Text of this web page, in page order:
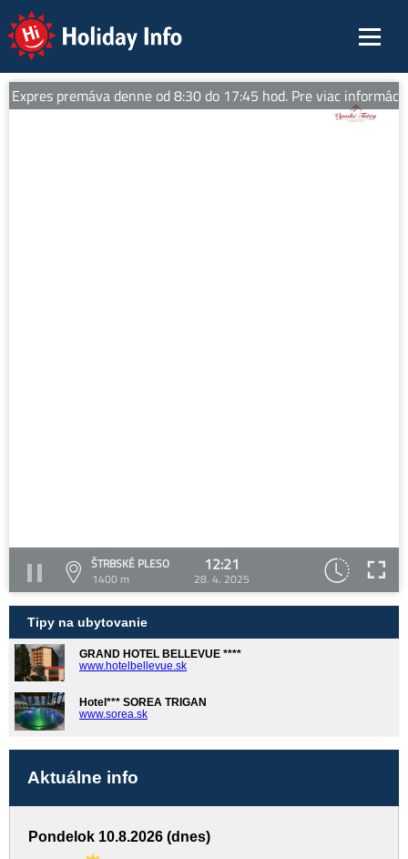
Holiday Info
premáva denne od 8:30 do 17:45 hod. Pre viac
ŠTRBSKÉ PLESO
1400 m
12:21
28. 4. 2025
Tipy na ubytovanie
GRAND HOTEL BELLEVUE ****
www.hotelbellevue.sk
Hotel*** SOREA TRIGAN
www.sorea.sk
Aktuálne info
Pondelok 10.8.2026 (dnes)